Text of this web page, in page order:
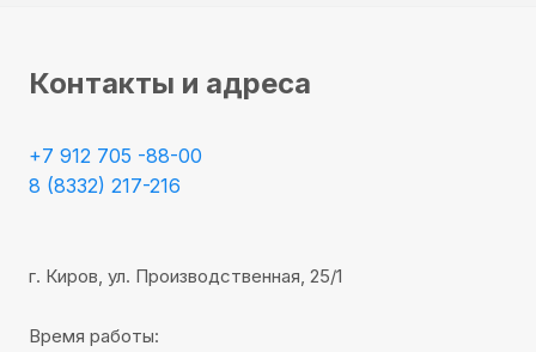
Контакты и адреса
+7 912 705 -88-00
8 (8332) 217-216
г. Киров, ул. Производственная, 25/1
Время работы: